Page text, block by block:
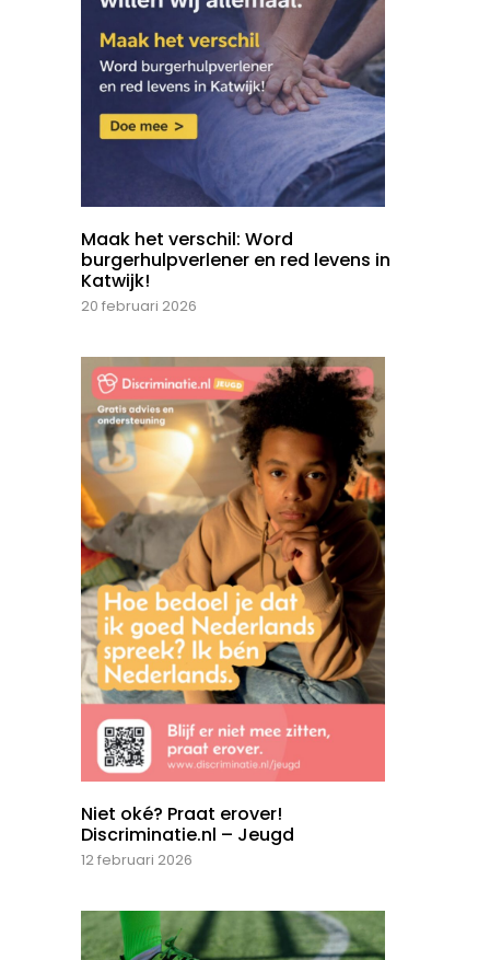
Maak het verschil: Word
burgerhulpverlener en red levens in
Katwijk!
20 februari 2026
Niet oké? Praat erover!
Discriminatie.nl – Jeugd
12 februari 2026